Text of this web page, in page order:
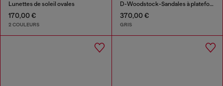
Lunettes de soleil ovales
170,00 €
2 COULEURS
D-Woodstock-Sandales à plateforme à brides en denim
370,00 €
GRIS